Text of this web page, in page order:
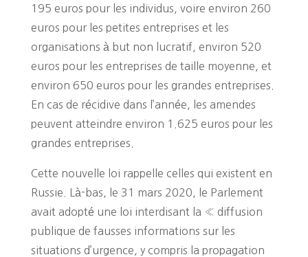
195 euros pour les individus, voire environ 260
euros pour les petites entreprises et les
organisations à but non lucratif, environ 520
euros pour les entreprises de taille moyenne, et
environ 650 euros pour les grandes entreprises.
En cas de récidive dans l’année, les amendes
peuvent atteindre environ 1.625 euros pour les
grandes entreprises.
Cette nouvelle loi rappelle celles qui existent en
Russie. Là-bas, le 31 mars 2020, le Parlement
avait adopté une loi interdisant la « diffusion
publique de fausses informations sur les
situations d’urgence, y compris la propagation